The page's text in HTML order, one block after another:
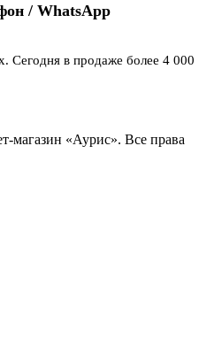
/ WhatsApp
Сегодня в продаже более 4 000
магазин «Аурис». Все права